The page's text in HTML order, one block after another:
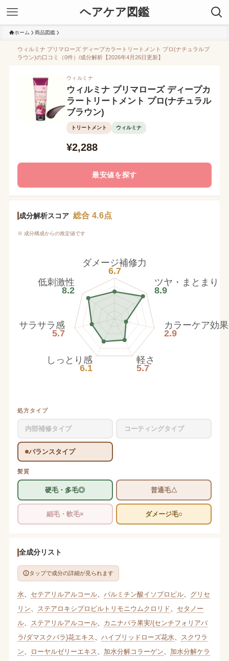
ヘアケア図鑑
ホーム 商品図鑑
ウィルミナ プリマローズ ディープカラートリートメント プロ(ナチュラルブ
ラウン)の口コミ（0件）/成分解析【2026年4月26日更新】
ウィルミナ
ウィルミナ プリマローズ ディープカ
ラートリートメント プロ(ナチュラル
ブラウン)
トリートメント ウィルミナ
¥2,288
最安値を探す
成分解析スコア 総合 4.6点
※ 成分構成からの推定値です
ダメージ補修力
6.7
ツヤ・まとまり
8.9
カラーケア効果
2.9
軽さ
5.7
しっとり感
6.1
サラサラ感
5.7
低刺激性
8.2
処方タイプ
内部補修タイプ コーティングタイプ
バランスタイプ
髪質
硬毛・多毛◎ 普通毛△
細毛・軟毛× ダメージ毛○
全成分リスト
タップで成分の詳細が見られます
水 セテアリルアルコール、 パルミチン酸イソプロピル、 グリセ
リン
ステアロキシプロピルトリモニウムクロリド
セタノー
ル、 ステアリルアルコール、 カニナバラ果実/(センチフォリアバ
ラ/ダマスクバラ)花エキス
ハイブリッドローズ花水
スクワラ
ン
ローヤルゼリーエキス 加水分解コラーゲン
加水分解ケラ